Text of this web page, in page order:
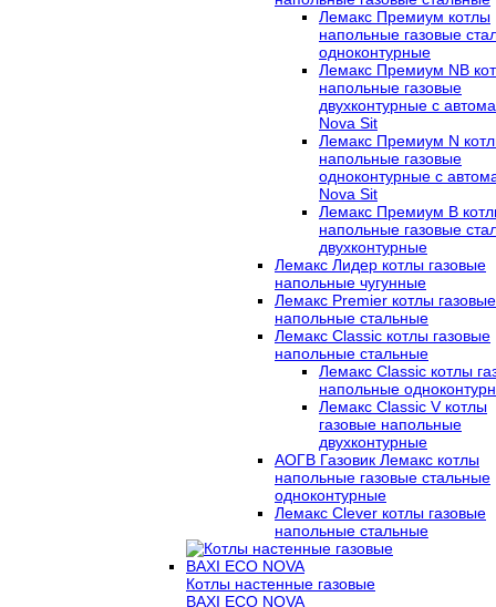
Лемакс Премиум котлы
напольные газовые
одноконтурные
Лемакс Премиум NB
напольные газовые
двухконтурные c
Nova Sit
Лемакс Премиум N
напольные газовые
одноконтурные c
Nova Sit
Лемакс Премиум B
напольные газовые
двухконтурные
Лемакс Лидер котлы газовые
напольные чугунные
Лемакс Premier котлы газовые
напольные стальные
Лемакс Classic котлы газовые
напольные стальные
Лемакс Classic котлы
напольные
Лемакс Classic V котлы
газовые напольные
двухконтурные
АОГВ Газовик Лемакс котлы
напольные газовые стальные
одноконтурные
Лемакс Clever котлы газовые
напольные стальные
Котлы настенные газовые
BAXI ECO NOVA